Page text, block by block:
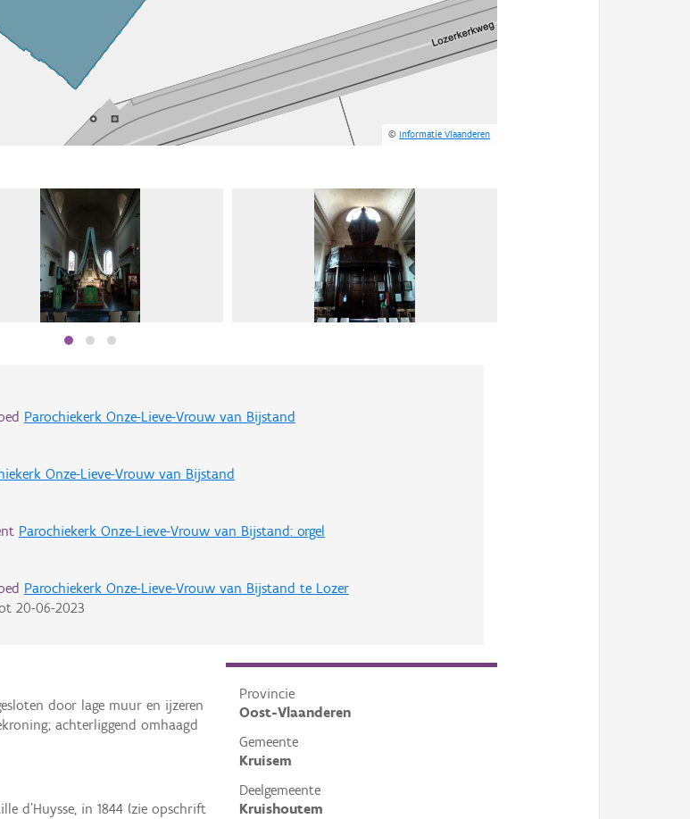
©Informatie Vlaanderen
Parochiekerk Onze-Lieve-Vrouw van Bijstand
Onze-Lieve-Vrouw van Bijstand
Parochiekerk Onze-Lieve-Vrouw van Bijstand: orgel
Parochiekerk Onze-Lieve-Vrouw van Bijstand te Lozer
20-06-2023
Provincie
Oost-Vlaanderen
Gemeente
Kruisem
Deelgemeente
Kruishoutem
door lage muur en ijzeren
achterliggend omhaagd
d'Huysse, in 1844 (zie opschrift